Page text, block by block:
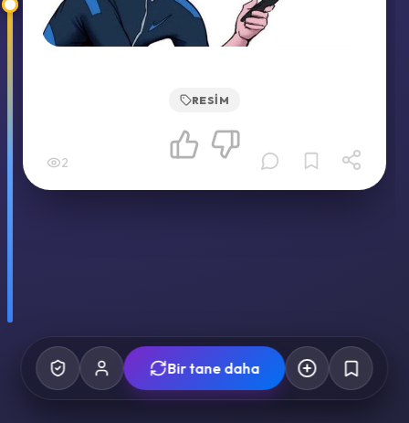
RESIM
2
Bir tane daha